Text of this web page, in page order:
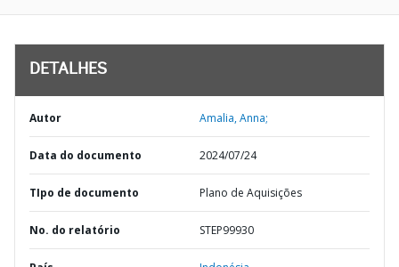
DETALHES
Autor Amalia, Anna;
Data do documento 2024/07/24
TIpo de documento Plano de Aquisições
No. do relatório STEP99930